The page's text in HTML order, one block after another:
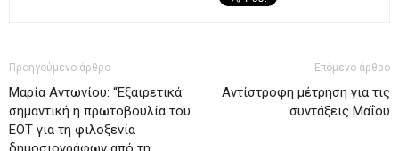
Προηγούμενο άρθρο
Μαρία Αντωνίου: “Εξαιρετικά
σημαντική η πρωτοβουλία του
ΕΟΤ για τη φιλοξενία
Επόμενο άρθρο
Αντίστροφη μέτρηση για τις
συντάξεις Μαΐου